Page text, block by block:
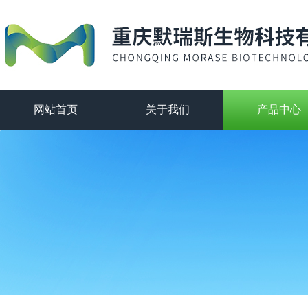
网站首页 关于我们 产品中心